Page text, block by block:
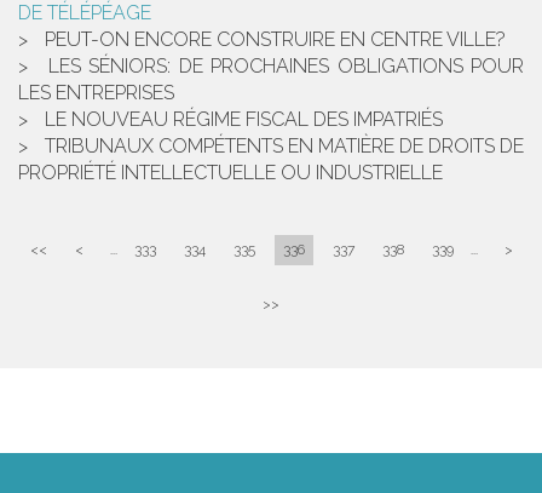
DE TÉLÉPÉAGE
PEUT-ON ENCORE CONSTRUIRE EN CENTRE VILLE?
LES SÉNIORS: DE PROCHAINES OBLIGATIONS POUR
LES ENTREPRISES
LE NOUVEAU RÉGIME FISCAL DES IMPATRIÉS
TRIBUNAUX COMPÉTENTS EN MATIÈRE DE DROITS DE
PROPRIÉTÉ INTELLECTUELLE OU INDUSTRIELLE
<< < ... 333 334 335 336 337 338 339 ... >
>>